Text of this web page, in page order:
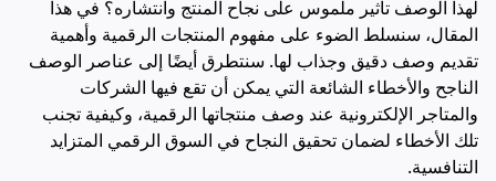
لهذا الوصف تأثير ملموس على نجاح المنتج وانتشاره؟ في هذا
المقال، سنسلط الضوء على مفهوم المنتجات الرقمية وأهمية
تقديم وصف دقيق وجذاب لها. سنتطرق أيضًا إلى عناصر الوصف
الناجح والأخطاء الشائعة التي يمكن أن تقع فيها الشركات
والمتاجر الإلكترونية عند وصف منتجاتها الرقمية، وكيفية تجنب
تلك الأخطاء لضمان تحقيق النجاح في السوق الرقمي المتزايد
التنافسية.